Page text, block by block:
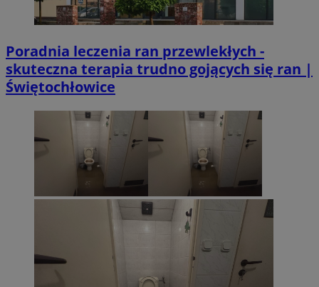
Poradnia leczenia ran przewlekłych -
skuteczna terapia trudno gojących się ran |
Świętochłowice